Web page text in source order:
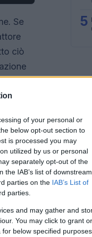
of your personal or
below opt-out section to
is processed you may
utilized by us or personal
separately opt-out of the
IAB’s list of downstream
parties on the IAB’s List of
parties.
and may gather and
You may click to grant or
below specified purposes
Se
ciò
5